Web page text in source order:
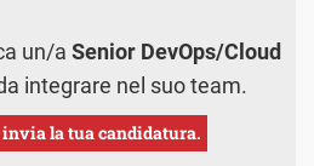
un/a Senior DevOps/Cloud
integrare nel suo team.
la tua candidatura.